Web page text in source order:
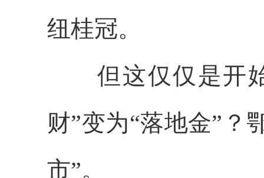
纽桂冠。
但这仅仅是开始
财”变为“落地金”？
市”。